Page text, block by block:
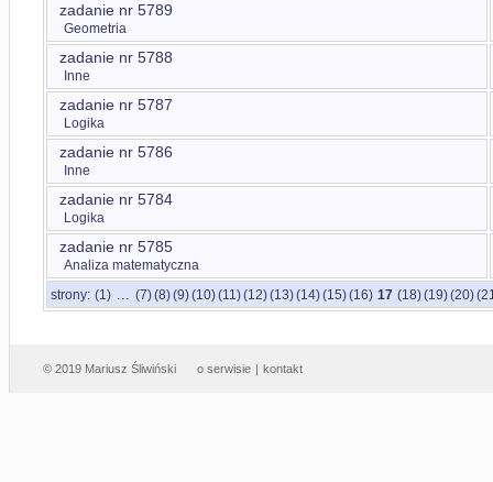
zadanie nr 5789
Geometria
zadanie nr 5788
Inne
zadanie nr 5787
Logika
zadanie nr 5786
Inne
zadanie nr 5784
Logika
zadanie nr 5785
Analiza matematyczna
strony: (1) ... (7)(8)(9)(10)(11)(12)(13)(14)(15)(16) 17 (18)(19)(20)
© 2019 Mariusz Śliwiński o serwisie | kontakt